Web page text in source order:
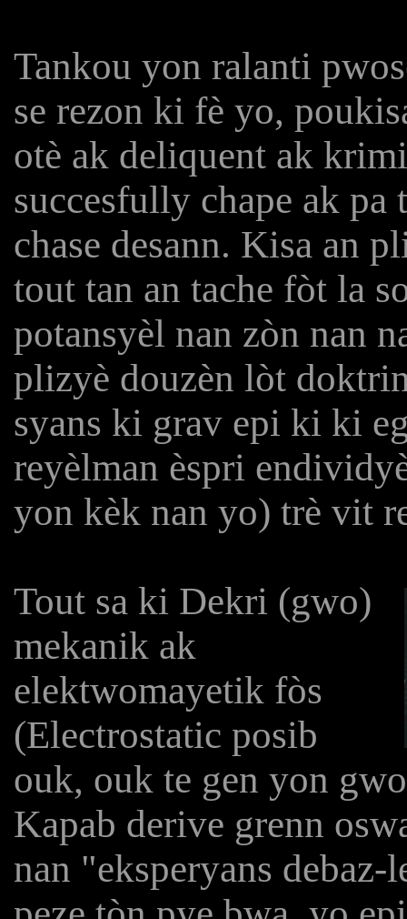
Tankou yon ralanti
se rezon ki fè yo,
otè ak deliquent ak
succesfully chape ak
chase desann. Kisa an
tout tan an tache fòt la
potansyèl nan zòn nan
plizyè douzèn lòt
syans ki grav epi ki ki
reyèlman èspri
yon kèk nan yo) trè vit
Tout sa ki Dekri (gwo)
mekanik ak
elektwomayetik fòs
(Electrostatic posib
ouk, ouk te gen yon
Kapab derive grenn
nan "eksperyans